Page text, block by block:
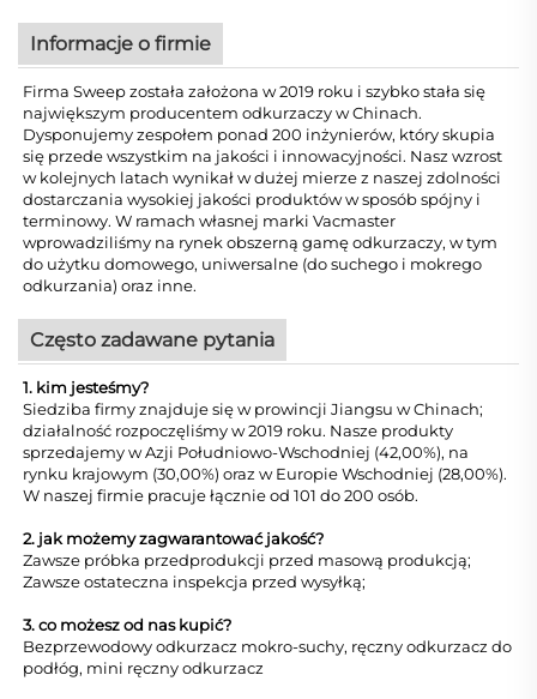
Informacje o firmie
Firma Sweep została założona w 2019 roku i szybko stała się
największym producentem odkurzaczy w Chinach.
Dysponujemy zespołem ponad 200 inżynierów, który skupia
się przede wszystkim na jakości i innowacyjności. Nasz wzrost
w kolejnych latach wynikał w dużej mierze z naszej zdolności
dostarczania wysokiej jakości produktów w sposób spójny i
terminowy. W ramach własnej marki Vacmaster
wprowadziliśmy na rynek obszerną gamę odkurzaczy, w tym
do użytku domowego, uniwersalne (do suchego i mokrego
odkurzania) oraz inne.
Często zadawane pytania
1. kim jesteśmy?
Siedziba firmy znajduje się w prowincji Jiangsu w Chinach;
działalność rozpoczęliśmy w 2019 roku. Nasze produkty
sprzedajemy w Azji Południowo-Wschodniej (42,00%), na
rynku krajowym (30,00%) oraz w Europie Wschodniej (28,00%).
W naszej firmie pracuje łącznie od 101 do 200 osób.
2. jak możemy zagwarantować jakość?
Zawsze próbka przedprodukcji przed masową produkcją;
Zawsze ostateczna inspekcja przed wysyłką;
3. co możesz od nas kupić?
Bezprzewodowy odkurzacz mokro-suchy, ręczny odkurzacz do
podłóg, mini ręczny odkurzacz